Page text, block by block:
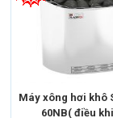
Máy xông hơi khô
60NB( điều
Máy
Máy xông hơi Sawo
Xuất xứ
Việt